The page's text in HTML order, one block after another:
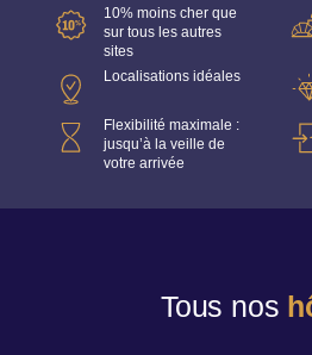
10% moins cher que
sur tous les autres
sites
Localisations idéales
Flexibilité maximale :
jusqu’à la veille de
votre arrivée
Tous nos